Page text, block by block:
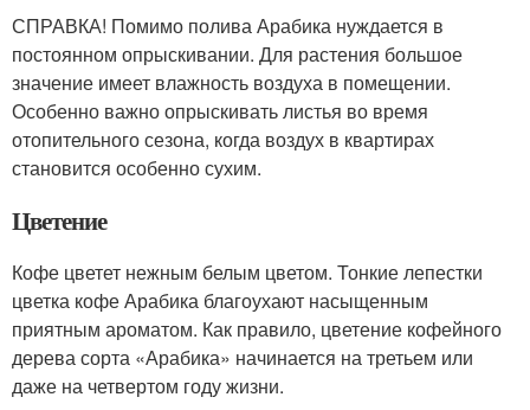
СПРАВКА! Помимо полива Арабика нуждается в
постоянном опрыскивании. Для растения большое
значение имеет влажность воздуха в помещении.
Особенно важно опрыскивать листья во время
отопительного сезона, когда воздух в квартирах
становится особенно сухим.
Цветение
Кофе цветет нежным белым цветом. Тонкие лепестки
цветка кофе Арабика благоухают насыщенным
приятным ароматом. Как правило, цветение кофейного
дерева сорта «Арабика» начинается на третьем или
даже на четвертом году жизни.